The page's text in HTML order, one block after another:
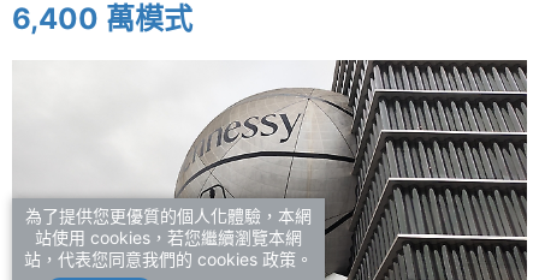
6,400 萬模式
為了提供您更優質的個人化體驗，本網
站使用 cookies，若您繼續瀏覽本網
站，代表您同意我們的 cookies 政策。